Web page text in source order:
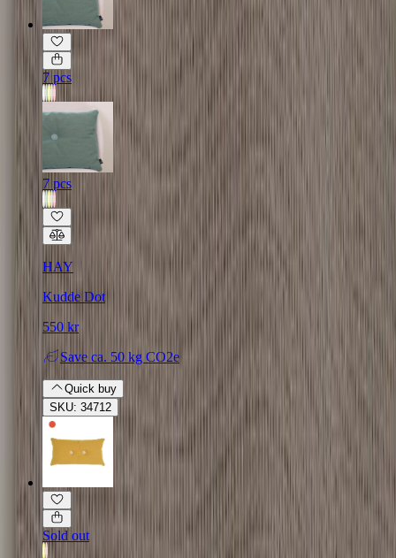
7 pcs
7 pcs
HAY
Kudde Dot
550 kr
Save ca. 50 kg CO2e
Quick buy
SKU: 34712
Sold out